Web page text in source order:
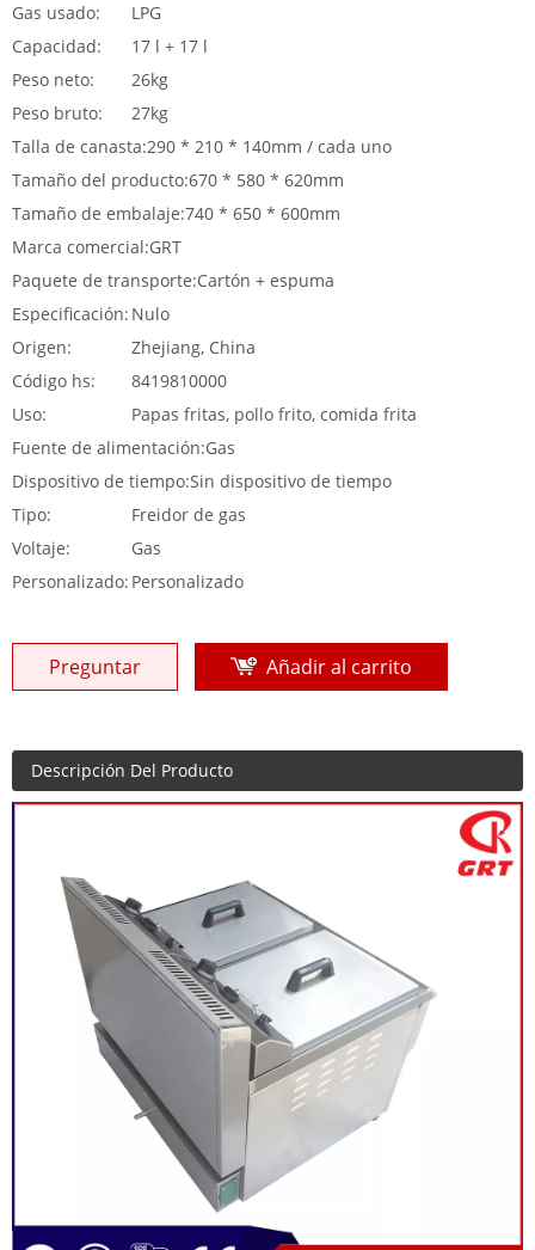
Gas usado:
LPG
Capacidad:
17 l + 17 l
Peso neto:
26kg
Peso bruto:
27kg
Talla de canasta:290 * 210 * 140mm / cada uno
Tamaño del producto:670 * 580 * 620mm
Tamaño de embalaje:740 * 650 * 600mm
Marca comercial:GRT
Paquete de transporte:Cartón + espuma
Especificación: Nulo
Origen:
Zhejiang, China
Código hs:
8419810000
Uso:
Papas fritas, pollo frito, comida frita
Fuente de alimentación:Gas
Dispositivo de tiempo:Sin dispositivo de tiempo
Tipo:
Freidor de gas
Voltaje:
Gas
Personalizado: Personalizado
Preguntar Añadir al carrito
Descripción Del Producto